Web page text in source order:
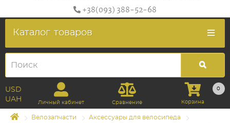
+38(093) 388-52-68
Каталог товаров
USD
UAH
Личный кабинет Сравнение
0
Корзина
Велозапчасти
Аксессуары для велосипеда